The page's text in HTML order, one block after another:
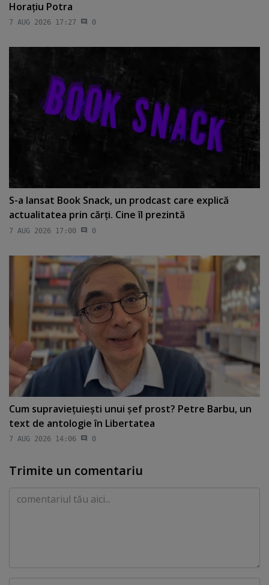
Horaţiu Potra
7 AUG 2026 17:27 0
S-a lansat Book Snack, un prodcast care explică
actualitatea prin cărţi. Cine îl prezintă
7 AUG 2026 17:00 0
Cum supravieţuieşti unui şef prost? Petre Barbu, un
text de antologie în Libertatea
7 AUG 2026 14:06 0
Trimite un comentariu
Comentariu